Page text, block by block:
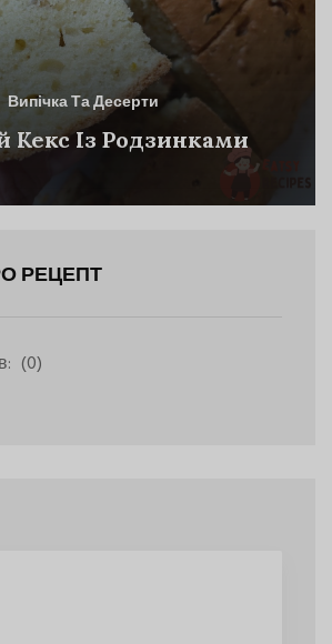
Випічка Та Десерти
Кекс Із Родзинками
РЕЦЕПТ
(0)